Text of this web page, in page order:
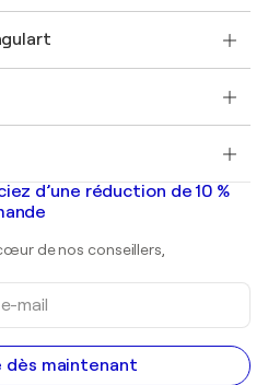
commercial
original
d’une réduction de 10 %
de nos conseillers,
dès maintenant